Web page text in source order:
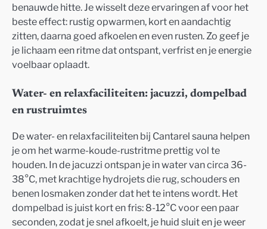
benauwde hitte. Je wisselt deze ervaringen af voor het
beste effect: rustig opwarmen, kort en aandachtig
zitten, daarna goed afkoelen en even rusten. Zo geef je
je lichaam een ritme dat ontspant, verfrist en je energie
voelbaar oplaadt.
Water- en relaxfaciliteiten: jacuzzi, dompelbad
en rustruimtes
De water- en relaxfaciliteiten bij Cantarel sauna helpen
je om het warme-koude-rustritme prettig vol te
houden. In de jacuzzi ontspan je in water van circa 36-
38°C, met krachtige hydrojets die rug, schouders en
benen losmaken zonder dat het te intens wordt. Het
dompelbad is juist kort en fris: 8-12°C voor een paar
seconden, zodat je snel afkoelt, je huid sluit en je weer